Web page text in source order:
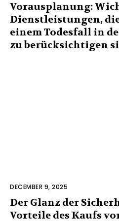
Vorausplanung:
Dienstleistungen,
einem Todesfall in
zu berücksichtigen
DECEMBER 9, 2025
Der Glanz der
Vorteile des Kaufs